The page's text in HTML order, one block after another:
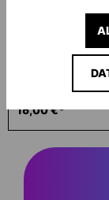
ECO WASH
16,00 €*